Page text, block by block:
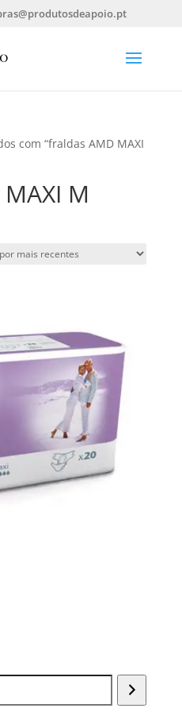
com “fraldas AMD MAXI
M